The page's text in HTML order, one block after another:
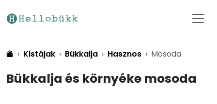
Kistájak Bükkalja Hasznos Mosoda
Bükkalja és környéke mosoda